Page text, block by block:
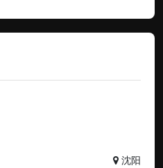
沈阳